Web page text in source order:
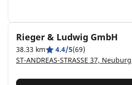
Rieger & Ludwig GmbH
38.33 km 4.4/5(69)
ST-ANDREAS-STRASSE 37,